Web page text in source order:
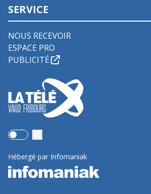
SERVICE
NOUS RECEVOIR
ESPACE PRO
PUBLICITÉ
Use setting
Hébergé par Infomaniak